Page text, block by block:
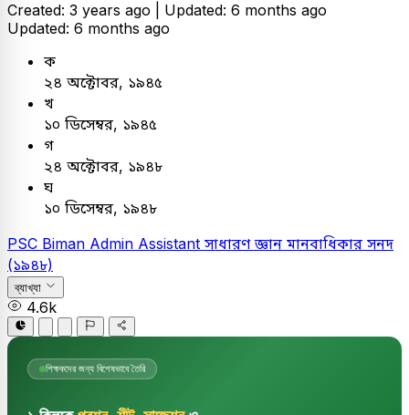
Created: 3 years ago | Updated: 6 months ago
Updated: 6 months ago
ক
২৪ অক্টোবর, ১৯৪৫
খ
১০ ডিসেম্বর, ১৯৪৫
গ
২৪ অক্টোবর, ১৯৪৮
ঘ
১০ ডিসেম্বর, ১৯৪৮
PSC Biman Admin Assistant সাধারণ জ্ঞান মানবাধিকার সনদ
(১৯৪৮)
ব্যাখ্যা
4.6k
শিক্ষকদের জন্য বিশেষভাবে তৈরি